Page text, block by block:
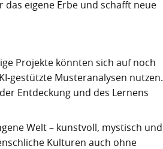
eigene Erbe und schafft neue
Projekte könnten sich auf noch
gestützte Musteranalysen nutzen.
Entdeckung und des Lernens
Welt – kunstvoll, mystisch und
Kulturen auch ohne